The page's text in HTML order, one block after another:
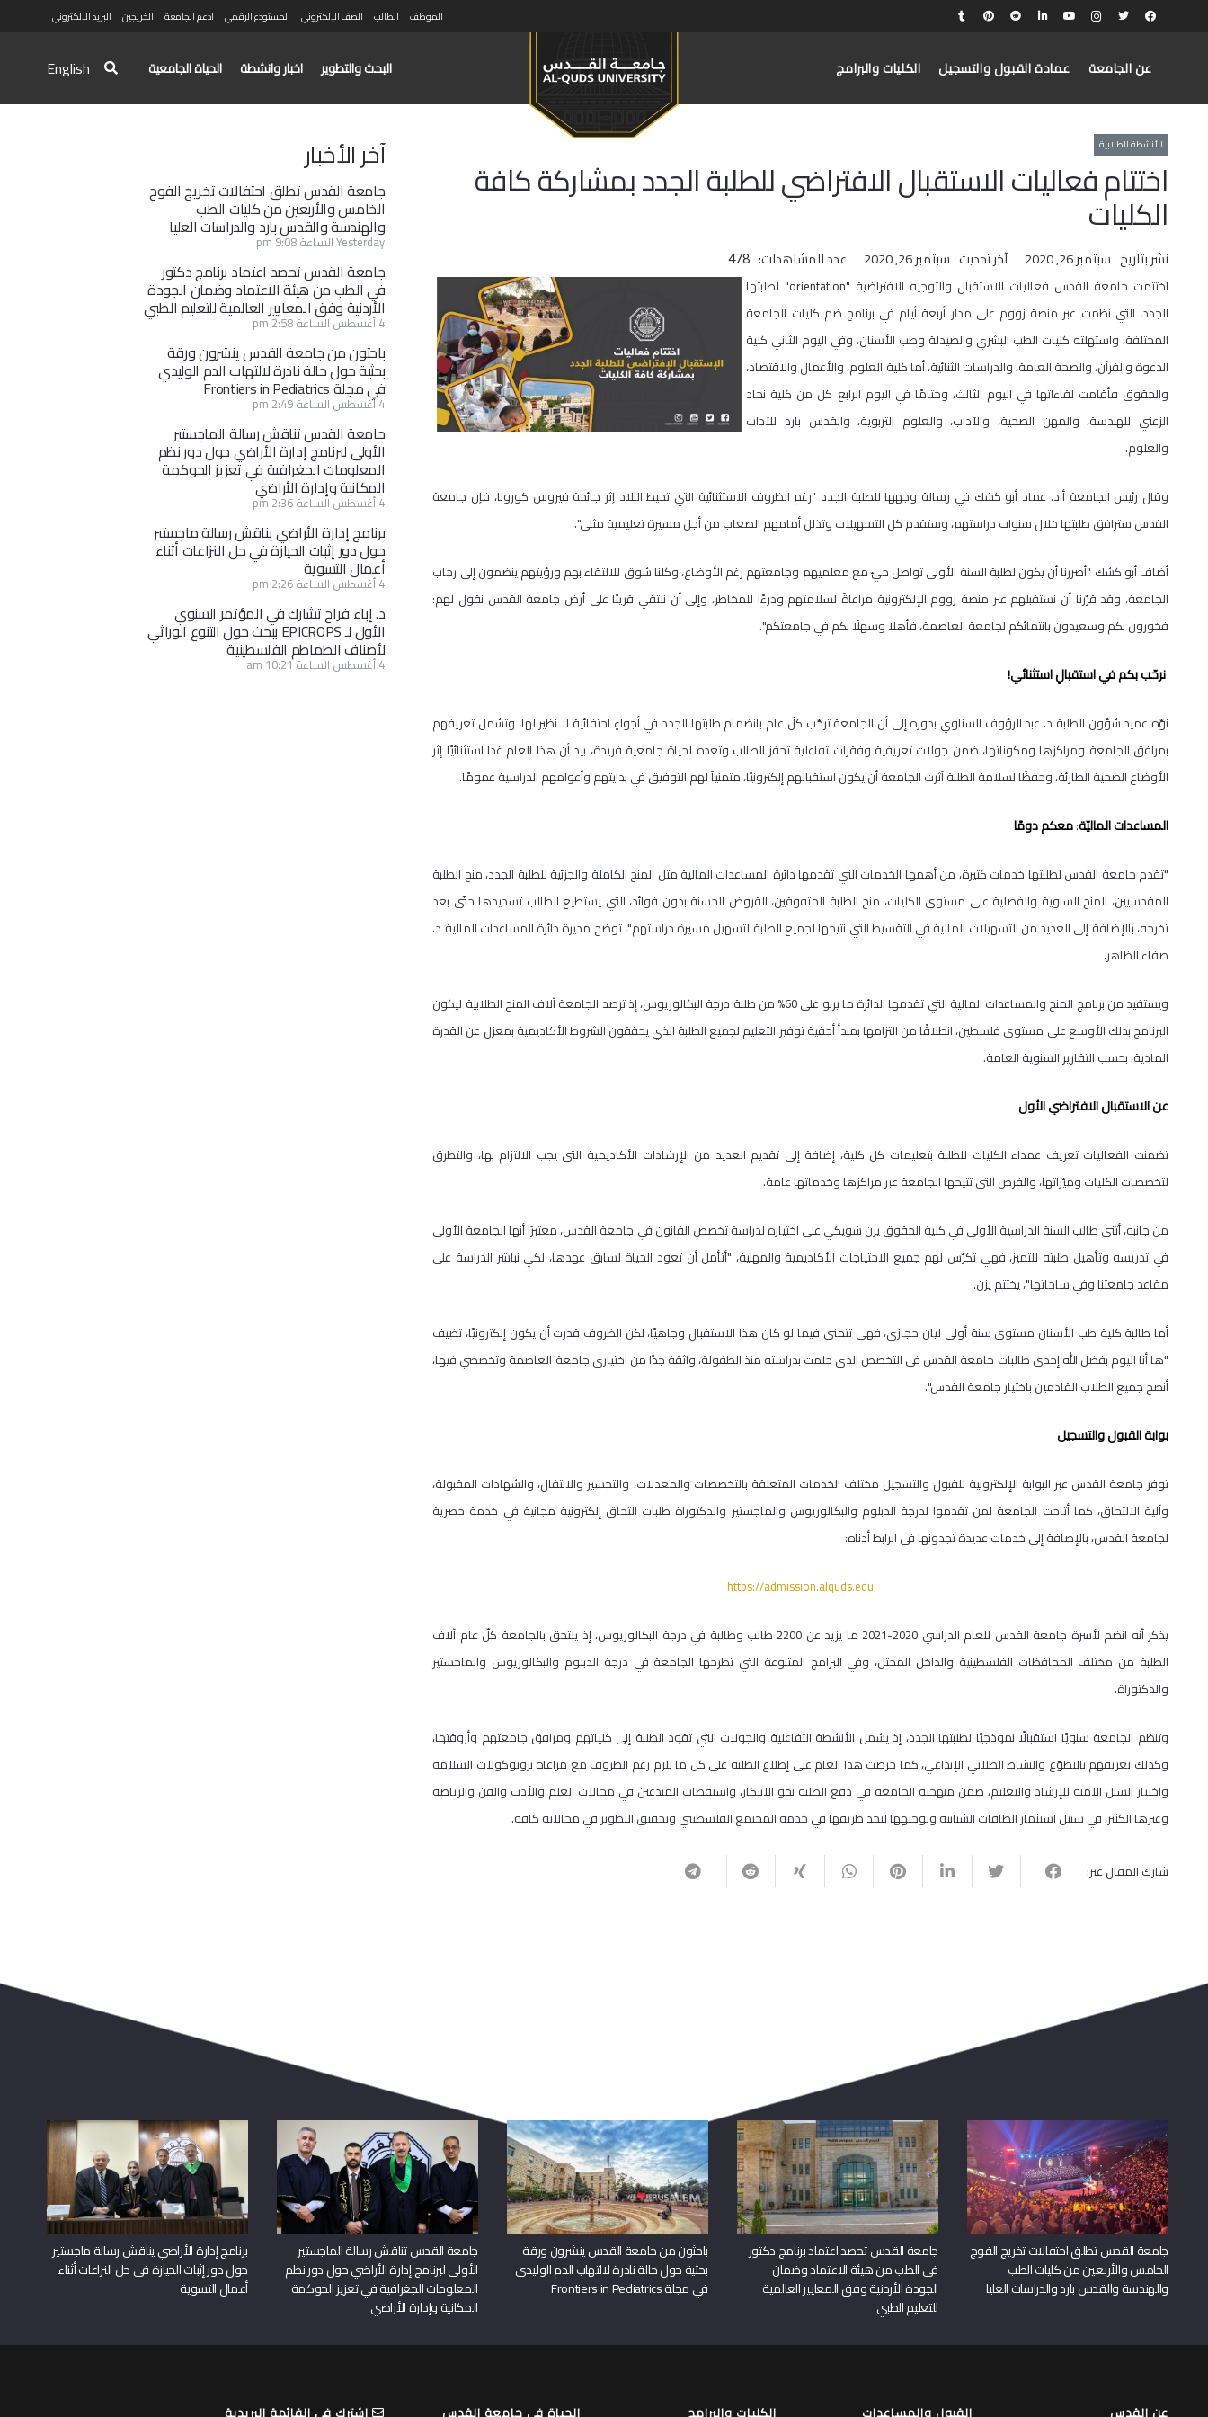
الموظف الطالب الصف الإلكتروني المستودع الرقمي ادعم الجامعة الخريجين البريد الالكتروني
عن الجامعة عمادة القبول والتسجيل الكليات والبرامج البحث والتطوير اخبار وانشطة الحياة الجامعية English
الأنشطة الطلابية
اختتام فعاليات الاستقبال الافتراضي للطلبة الجدد بمشاركة كافة
الكليات
نشر بتاريخ سبتمبر 26, 2020 آخر تحديث سبتمبر 26, 2020 عدد المشاهدات: 478
اختتمت جامعة القدس فعاليات الاستقبال والتوجيه الافتراضية "orientation" لطلبتها
الجدد، التي نظمت عبر منصة زووم على مدار أربعة أيام في برنامج ضم كليات الجامعة
المختلفة، واستهلته كليات الطب البشري والصيدلة وطب الأسنان، وفي اليوم الثاني كلية
الدعوة والقرآن، والصحة العامة، والدراسات الثنائية، أما كلية العلوم، والأعمال والاقتصاد،
والحقوق فأقامت لقاءاتها في اليوم الثالث، وختامًا في اليوم الرابع كل من كلية نجاد
الزعني للهندسة، والمهن الصحية، والآداب، والعلوم التربوية، والقدس بارد للآداب
والعلوم.
وقال رئيس الجامعة أ.د. عماد أبو كشك في رسالة وجهها للطلبة الجدد "رغم الظروف الاستثنائية التي تحيط البلاد إثر جائحة فيروس كورونا، فإن جامعة
القدس سترافق طلبتها خلال سنوات دراستهم، وستقدم كل التسهيلات وتذلل أمامهم الصعاب من أجل مسيرة تعليمية مثلى".
أضاف أبو كشك "أصررنا أن يكون لطلبة السنة الأولى تواصل حيّ مع معلميهم وجامعتهم رغم الأوضاع، وكلنا شوق للالتقاء بهم ورؤيتهم ينضمون إلى رحاب
الجامعة، وقد قرّرنا أن نستقبلهم عبر منصة زووم الإلكترونية مراعاةً لسلامتهم ودرءًا للمخاطر، وإلى أن نلتقي قريبًا على أرض جامعة القدس نقول لهم:
فخورون بكم وسعيدون بانتمائكم لجامعة العاصمة، فأهلا وسهلًا بكم في جامعتكم".
نرحّب بكم في استقبالٍ استثنائي!
نوّه عميد شؤون الطلبة د. عبد الرؤوف السناوي بدوره إلى أن الجامعة ترحّب كلّ عام بانضمام طلبتها الجدد في أجواءٍ احتفائية لا نظير لها، وتشمل تعريفهم
بمرافق الجامعة ومراكزها ومكوناتها، ضمن جولات تعريفية وفقرات تفاعلية تحفز الطالب وتعده لحياة جامعية فريدة، بيد أن هذا العام غدا استثنائيًا إثر
الأوضاع الصحية الطارئة، وحفظًا لسلامة الطلبة آثرت الجامعة أن يكون استقبالهم إلكترونيًا، متمنياً لهم التوفيق في بدايتهم وأعوامهم الدراسية عمومًا.
المساعدات الماليّة:معكم دومًا
"تقدم جامعة القدس لطلبتها خدمات كثيرة، من أهمها الخدمات التي تقدمها دائرة المساعدات المالية مثل المنح الكاملة والجزئية للطلبة الجدد، منح الطلبة
المقدسيين، المنح السنوية والفصلية على مستوى الكليات، منح الطلبة المتفوقين، القروض الحسنة بدون فوائد، التي يستطيع الطالب تسديدها حتّى بعد
تخرجه، بالإضافة إلى العديد من التسهيلات المالية في التقسيط التي نتيحها لجميع الطلبة لتسهيل مسيرة دراستهم"، توضح مديرة دائرة المساعدات المالية د.
صفاء الظاهر.
ويستفيد من برنامج المنح والمساعدات المالية التي تقدمها الدائرة ما يربو على 60% من طلبة درجة البكالوريوس، إذ ترصد الجامعة آلاف المنح الطلابية ليكون
البرنامج بذلك الأوسع على مستوى فلسطين، انطلاقًا من التزامها بمبدأ أحقية توفير التعليم لجميع الطلبة الذي يحققون الشروط الأكاديمية بمعزل عن القدرة
المادية، بحسب التقارير السنوية العامة.
عن الاستقبال الافتراضي الأول
تضمنت الفعاليات تعريف عمداء الكليات للطلبة بتعليمات كل كلية، إضافة إلى تقديم العديد من الإرشادات الأكاديمية التي يجب الالتزام بها، والتطرق
لتخصصات الكليات وميّزاتها، والفرص التي تتيحها الجامعة عبر مراكزها وخدماتها عامة.
من جانبه، أثنى طالب السنة الدراسية الأولى في كلية الحقوق يزن شويكي على اختياره لدراسة تخصص القانون في جامعة القدس، معتبرًا أنها الجامعة الأولى
في تدريسه وتأهيل طلبته للتميز، فهي تكرّس لهم جميع الاحتياجات الأكاديمية والمهنية، "أتأمل أن تعود الحياة لسابق عهدها، لكي نباشر الدراسة على
مقاعد جامعتنا وفي ساحاتها"، يختتم يزن.
أما طالبة كلية طب الأسنان مستوى سنة أولى ليان حجازي، فهي تتمنى فيما لو كان هذا الاستقبال وجاهيًا، لكن الظروف قدرت أن يكون إلكترونيًا، تضيف
"ها أنا اليوم بفضل الله إحدى طالبات جامعة القدس في التخصص الذي حلمت بدراسته منذ الطفولة، واثقة جدًا من اختياري جامعة العاصمة وتخصصي فيها،
أنصح جميع الطلاب القادمين باختيار جامعة القدس".
بوابة القبول والتسجيل
توفر جامعة القدس عبر البوابة الإلكترونية للقبول والتسجيل مختلف الخدمات المتعلقة بالتخصصات والمعدلات، والتجسير والانتقال، والشهادات المقبولة،
وآلية الالتحاق، كما أتاحت الجامعة لمن تقدموا لدرجة الدبلوم والبكالوريوس والماجستير والدكتوراة طلبات التحاق إلكترونية مجانية في خدمة حصرية
لجامعة القدس، بالإضافة إلى خدمات عديدة تجدونها في الرابط أدناه:
https://admission.alquds.edu
يذكر أنه انضم لأسرة جامعة القدس للعام الدراسي 2020-2021 ما يزيد عن 2200 طالب وطالبة في درجة البكالوريوس، إذ يلتحق بالجامعة كلّ عام آلاف
الطلبة من مختلف المحافظات الفلسطينية والداخل المحتل، وفي البرامج المتنوعة التي تطرحها الجامعة في درجة الدبلوم والبكالوريوس والماجستير
والدكتوراة.
وتنظم الجامعة سنويًا استقبالًا نموذجيًا لطلبتها الجدد، إذ يشمل الأنشطة التفاعلية والجولات التي تقود الطلبة إلى كلياتهم ومرافق جامعتهم وأروقتها،
وكذلك تعريفهم بالتطوّع والنشاط الطلابي الإبداعي، كما حرصت هذا العام على إطلاع الطلبة على كل ما يلزم رغم الظروف مع مراعاة بروتوكولات السلامة
واختيار السبل الآمنة للإرشاد والتعليم، ضمن منهجية الجامعة في دفع الطلبة نحو الابتكار، واستقطاب المبدعين في مجالات العلم والأدب والفن والرياضة
وغيرها الكثير، في سبيل استثمار الطاقات الشبابية وتوجيهها لتجد طريقها في خدمة المجتمع الفلسطيني وتحقيق التطوير في مجالاته كافة.
شارك المقال عبر:
آخر الأخبار
جامعة القدس تطلق احتفالات تخريج الفوج
الخامس والأربعين من كليات الطب
والهندسة والقدس بارد والدراسات العليا
Yesterday الساعة 9:08 pm
جامعة القدس تحصد اعتماد برنامج دكتور
في الطب من هيئة الاعتماد وضمان الجودة
الأردنية وفق المعايير العالمية للتعليم الطبي
4 أغسطس الساعة 2:58 pm
باحثون من جامعة القدس ينشرون ورقة
بحثية حول حالة نادرة لالتهاب الدم الوليدي
في مجلة Frontiers in Pediatrics
4 أغسطس الساعة 2:49 pm
جامعة القدس تناقش رسالة الماجستير
الأولى لبرنامج إدارة الأراضي حول دور نظم
المعلومات الجغرافية في تعزيز الحوكمة
المكانية وإدارة الأراضي
4 أغسطس الساعة 2:36 pm
برنامج إدارة الأراضي يناقش رسالة ماجستير
حول دور إثبات الحيازة في حل النزاعات أثناء
أعمال التسوية
4 أغسطس الساعة 2:26 pm
د. إباء فراح تشارك في المؤتمر السنوي
الأول لـ EPICROPS ببحث حول التنوع الوراثي
لأصناف الطماطم الفلسطينية
4 أغسطس الساعة 10:21 am
جامعة القدس تطلق احتفالات تخريج الفوج
الخامس والأربعين من كليات الطب
والهندسة والقدس بارد والدراسات العليا
جامعة القدس تحصد اعتماد برنامج دكتور
في الطب من هيئة الاعتماد وضمان
الجودة الأردنية وفق المعايير العالمية
للتعليم الطبي
باحثون من جامعة القدس ينشرون ورقة
بحثية حول حالة نادرة لالتهاب الدم الوليدي
في مجلة Frontiers in Pediatrics
جامعة القدس تناقش رسالة الماجستير
الأولى لبرنامج إدارة الأراضي حول دور نظم
المعلومات الجغرافية في تعزيز الحوكمة
المكانية وإدارة الأراضي
برنامج إدارة الأراضي يناقش رسالة ماجستير
حول دور إثبات الحيازة في حل النزاعات أثناء
أعمال التسوية
عن القدس القبول والمساعدات الكليات والبرامج الحياة في جامعة القدس اشترك في القائمة البريدية